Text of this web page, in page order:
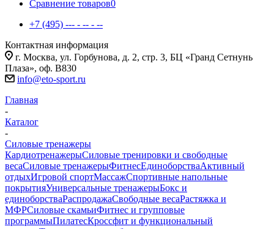
Сравнение товаров0
+7 (495) --- - -- - --
Контактная информация
г. Москва, ул. Горбунова, д. 2, стр. 3, БЦ «Гранд Сетнунь
Плаза», оф. В830
info@eto-sport.ru
Главная
-
Каталог
-
Силовые тренажеры
КардиотренажерыСиловые тренировки и свободные
весаСиловые тренажерыФитнесЕдиноборстваАктивный
отдыхИгровой спортМассажСпортивные напольные
покрытияУниверсальные тренажерыБокс и
единоборстваРаспродажаСвободные весаРастяжка и
МФРСиловые скамьиФитнес и групповые
программыПилатесКроссфит и функциональный